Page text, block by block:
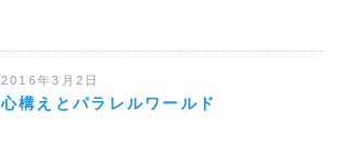
2016年3月2日
心構えとパラレルワールド